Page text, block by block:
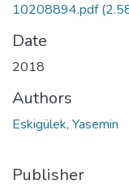
10208894.pdf
Date
2018
Authors
Eskigülek, Yasemin
Publisher